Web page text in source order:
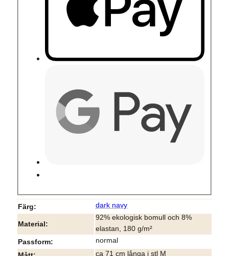
Färg dark navy
Material
92% ekologisk bomull och 8%
elastan, 180 g/m²
Passform
normal
ca 71 cm långa i stl M